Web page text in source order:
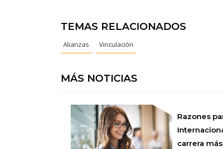
TEMAS RELACIONADOS
Alianzas Vinculación
MÁS NOTICIAS
Razones
carrera